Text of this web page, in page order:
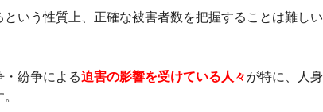
いう性質上、正確な被害者数を把握することは難しい
・紛争による迫害の影響を受けている人々が特に、人身